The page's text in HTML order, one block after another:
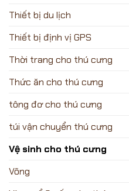
Thiết bị du lịch
Thiết bị định vị GPS
Thời trang cho thú cưng
Thức ăn cho thú cưng
tông đơ cho thú cưng
túi vận chuyển thú cưng
Vệ sinh cho thú cưng
Võng